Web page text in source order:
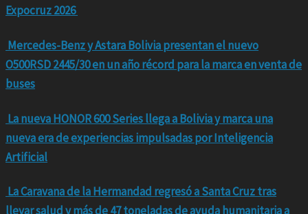
Expocruz 2026
Mercedes-Benz y Astara Bolivia presentan el nuevo
O500RSD 2445/30 en un año récord para la marca en venta de
buses
La nueva HONOR 600 Series llega a Bolivia y marca una
nueva era de experiencias impulsadas por Inteligencia
Artificial
La Caravana de la Hermandad regresó a Santa Cruz tras
llevar salud y más de 47 toneladas de ayuda humanitaria a